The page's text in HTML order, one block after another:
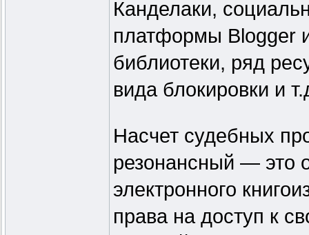
Канделаки,
платформы Blogger
библиотеки, ряд
вида блокировки и
Насчет судебных
резонансный — это
электронного
права на доступ к